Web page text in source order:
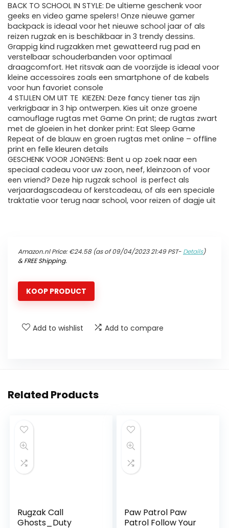
BACK TO SCHOOL IN STYLE: De ultieme geschenk voor
geeks en video game spelers! Onze nieuwe gamer
backpack is ideaal voor het nieuwe school jaar of als
reizen rugzak en is beschikbaar in 3 trendy dessins.
Grappig kind rugzakken met gewatteerd rug pad en
verstelbaar schouderbanden voor optimaal
draagcomfort. Het ritsvak aan de voorzijde is ideaal voor
kleine accessoires zoals een smartphone of de kabels
voor hun favoriet console
4 STIJLEN OM UIT TE KIEZEN: Deze fancy tiener tas zijn
verkrigbaar in 3 hip ontwerpen. Kies uit onze groene
camouflage rugtas met Game On print; de rugtas zwart
met de gloeien in het donker print: Eat Sleep Game
Repeat of de blauw en groen rugtas met online – offline
print en felle kleuren details
GESCHENK VOOR JONGENS: Bent u op zoek naar een
speciaal cadeau voor uw zoon, neef, kleinzoon of voor
een vriend? Deze hip rugzak school is perfect als
verjaardagscadeau of kerstcadeau, of als een speciale
traktatie voor terug naar school, voor reizen of dagje uit
Amazon.nl Price:€24.58(as of 09/04/2023 21:49 PST- Details)
&FREE Shipping.
KOOP PRODUCT
Add to wishlist Add to compare
Related Products
Rugzak Call
Ghosts_Duty
Paw Patrol Paw
Patrol Follow Your